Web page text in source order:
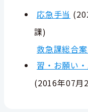
応急手当 (
課)
救急課総合
習・お願い
(2016年07月